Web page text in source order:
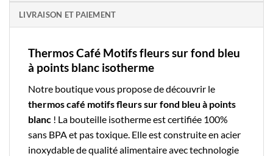
LIVRAISON ET PAIEMENT
Thermos Café Motifs fleurs sur fond bleu
à points blanc isotherme
Notre boutiquevous propose de découvrir le
thermos café motifs fleurs sur fond bleu à points
blanc ! La bouteille isothermeest certifiée 100%
sans BPA et pas toxique. Elle est construite en acier
inoxydable de qualité alimentaire avec technologie